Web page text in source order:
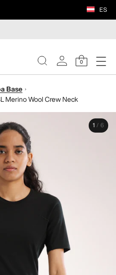
ES
0
Base
Merino Wool Crew Neck
1 / 6